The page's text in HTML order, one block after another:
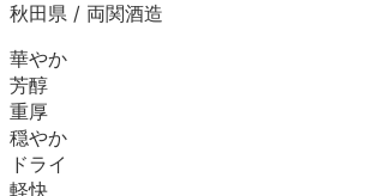
秋田県 / 両関酒造
華やか
芳醇
重厚
穏やか
ドライ
軽快